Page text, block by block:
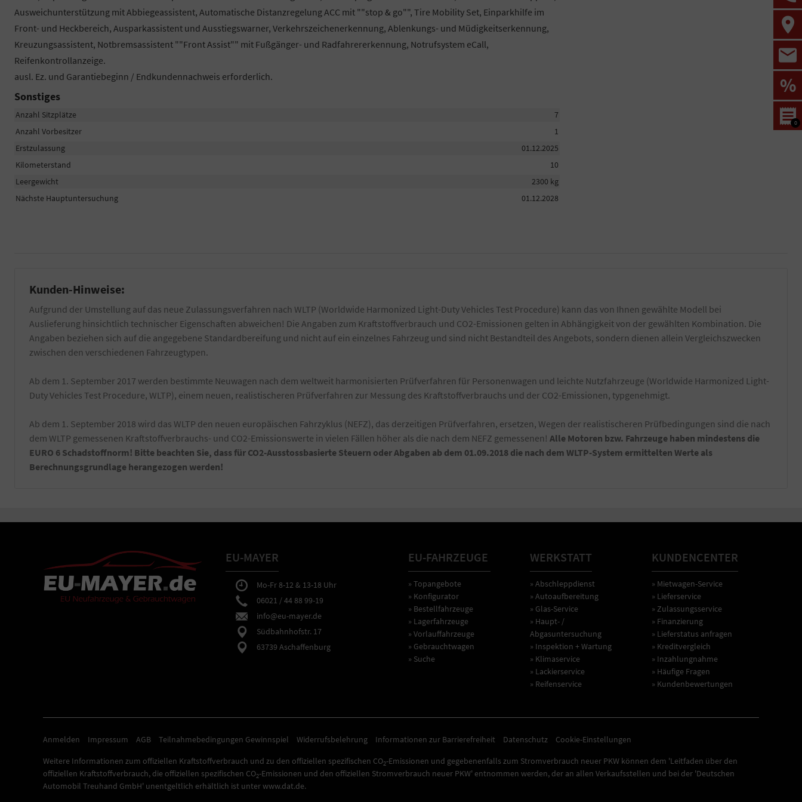
Ausweichunterstützung mit Abbiegeassistent, Automatische Distanzregelung ACC mit ""stop & go"", Tire Mobility Set, Einparkhilfe im
Front- und Heckbereich, Ausparkassistent und Ausstiegswarner, Verkehrszeichenerkennung, Ablenkungs- und Müdigkeitserkennung,
Kreuzungsassistent, Notbremsassistent ""Front Assist"" mit Fußgänger- und Radfahrererkennung, Notrufsystem eCall,
Reifenkontrollanzeige.
ausl. Ez. und Garantiebeginn / Endkundennachweis erforderlich.
Sonstiges
Anzahl Sitzplätze
7
Anzahl Vorbesitzer
1
Erstzulassung
01.12.2025
Kilometerstand
10
Leergewicht
2300 kg
Nächste Hauptuntersuchung
01.12.2028
Kunden-Hinweise:
Aufgrund der Umstellung auf das neue Zulassungsverfahren nach WLTP (Worldwide Harmonized Light-Duty Vehicles Test Procedure) kann das von Ihnen gewählte Modell bei
Auslieferung hinsichtlich technischer Eigenschaften abweichen! Die Angaben zum Kraftstoffverbrauch und CO2-Emissionen gelten in Abhängigkeit von der gewählten Kombination. Die
Angaben beziehen sich auf die angegebene Standardbereifung und nicht auf ein einzelnes Fahrzeug und sind nicht Bestandteil des Angebots, sondern dienen allein Vergleichszwecken
zwischen den verschiedenen Fahrzeugtypen.
Ab dem 1. September 2017 werden bestimmte Neuwagen nach dem weltweit harmonisierten Prüfverfahren für Personenwagen und leichte Nutzfahrzeuge (Worldwide Harmonized Light-
Duty Vehicles Test Procedure, WLTP), einem neuen, realistischeren Prüfverfahren zur Messung des Kraftstoffverbrauchs und der CO2-Emissionen, typgenehmigt.
Ab dem 1. September 2018 wird das WLTP den neuen europäischen Fahrzyklus (NEFZ), das derzeitigen Prüfverfahren, ersetzen, Wegen der realistischeren Prüfbedingungen sind die nach
dem WLTP gemessenen Kraftstoffverbrauchs- und CO2-Emissionswerte in vielen Fällen höher als die nach dem NEFZ gemessenen! Alle Motoren bzw. Fahrzeuge haben mindestens die
EURO 6 Schadstoffnorm! Bitte beachten Sie, dass für CO2-Ausstossbasierte Steuern oder Abgaben ab dem 01.09.2018 die nach dem WLTP-System ermittelten Werte als
Berechnungsgrundlage herangezogen werden!
EU-MAYER
Mo-Fr 8-12 & 13-18 Uhr
06021 / 44 88 99-19
info@eu-mayer.de
Südbahnhofstr. 17
63739 Aschaffenburg
EU-FAHRZEUGE
» Topangebote
» Konfigurator
» Bestellfahrzeuge
» Lagerfahrzeuge
» Vorlauffahrzeuge
» Gebrauchtwagen
» Suche
WERKSTATT
» Abschleppdienst
» Autoaufbereitung
» Glas-Service
» Haupt- /
Abgasuntersuchung
» Inspektion + Wartung
» Klimaservice
» Lackierservice
» Reifenservice
KUNDENCENTER
» Mietwagen-Service
» Lieferservice
» Zulassungsservice
» Finanzierung
» Lieferstatus anfragen
» Kreditvergleich
» Inzahlungnahme
» Häufige Fragen
» Kundenbewertungen
Anmelden Impressum AGB Teilnahmebedingungen Gewinnspiel Widerrufsbelehrung Informationen zur Barrierefreiheit Datenschutz Cookie-Einstellungen
%
0
Weitere Informationen zum offiziellen Kraftstoffverbrauch und zu den offiziellen spezifischen CO2-Emissionen und gegebenenfalls zum Stromverbrauch neuer PKW können dem 'Leitfaden über den
offiziellen Kraftstoffverbrauch, die offiziellen spezifischen CO2-Emissionen und den offiziellen Stromverbrauch neuer PKW' entnommen werden, der an allen Verkaufsstellen und bei der 'Deutschen
Automobil Treuhand GmbH' unentgeltlich erhältlich ist unter www.dat.de.